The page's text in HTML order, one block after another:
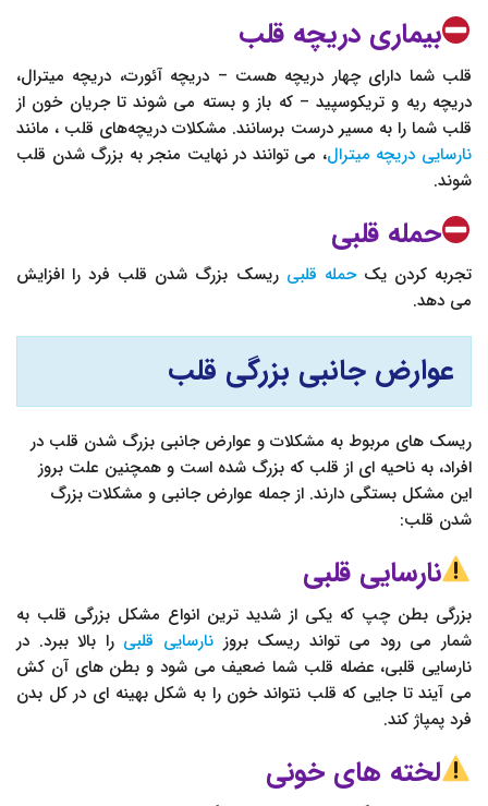
بیماری دریچه قلب
قلب شما دارای چهار دریچه هست – دریچه آئورت، دریچه میترال،
دریچه ریه و تریکوسپید – که باز و بسته می شوند تا جریان خون از
قلب شما را به مسیر درست برسانند. مشکلات دریچه‌های قلب ، مانند
نارسایی دریچه میترال، می توانند در نهایت منجر به بزرگ شدن قلب
شوند.
حمله قلبی
تجربه کردن یکحمله قلبی ریسک بزرگ شدن قلب فرد را افزایش
می دهد.
عوارض جانبی بزرگی قلب
ریسک های مربوط به مشکلات و عوارض جانبی بزرگ شدن قلب در
افراد، به ناحیه ای از قلب که بزرگ شده است و همچنین علت بروز
این مشکل بستگی دارند. از جمله عوارض جانبی و مشکلات بزرگ
شدن قلب:
نارسایی قلبی
بزرگی بطن چپ که یکی از شدید ترین انواع مشکل بزرگی قلب به
شمار می رود می تواند ریسک بروزنارسایی قلبی را بالا ببرد. در
نارسایی قلبی، عضله قلب شما ضعیف می شود و بطن های آن کش
می آیند تا جایی که قلب نتواند خون را به شکل بهینه ای در کل بدن
فرد پمپاژ کند.
لخته های خونی